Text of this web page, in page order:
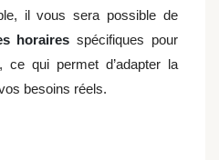
il vous sera possible de
horairesspécifiques pour
ce qui permet d’adapter la
besoins réels.